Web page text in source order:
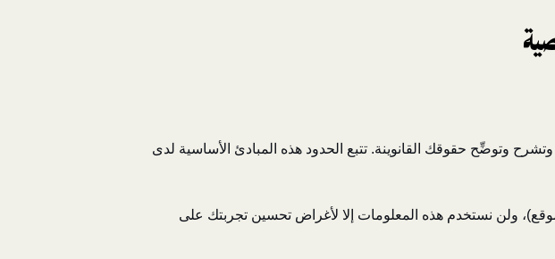
وتوضِّح حقوقك القانوينة. تتبع الحدود هذه المبادئ الأساسية لدى
ولن نستخدم هذه المعلومات إلا لأغراض تحسين تجربتك على